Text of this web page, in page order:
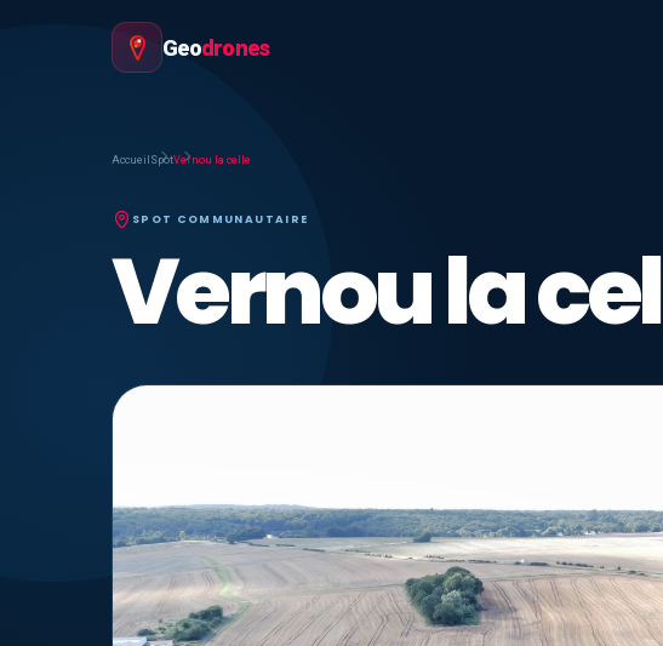
Geodrones
Accueil SpotVernou la celle
SPOT COMMUNAUTAIRE
Vernou la